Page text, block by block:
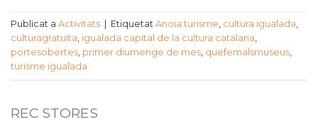
Publicat a Activitats Etiquetat Anoia turisme, cultura igualada,
culturagratuïta, igualada capital de la cultura catalana,
portesobertes, primer diumenge de mes, quefemalsmuseus,
turisme igualada
REC STORES